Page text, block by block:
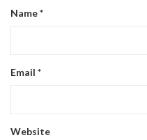
Name*
Email *
Website